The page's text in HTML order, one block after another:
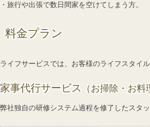
・旅行や出張で数日間家を空けてしまう方。
料金プラン
ライフサービスでは、お客様のライフスタイ
家事代行サービス （お掃除・お
弊社独自の研修システム過程を修了したスタ